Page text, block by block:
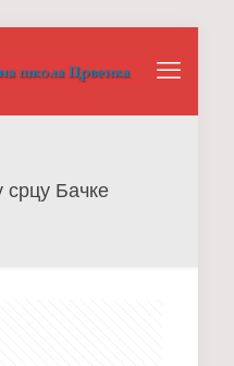
срцу Бачке